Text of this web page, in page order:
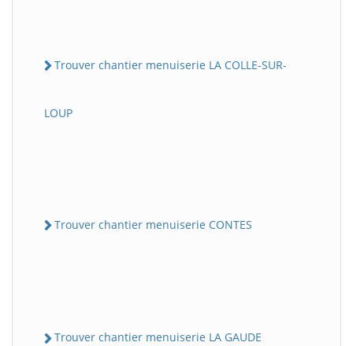
Trouver chantier menuiserie LA COLLE-SUR-
LOUP
Trouver chantier menuiserie CONTES
Trouver chantier menuiserie LA GAUDE